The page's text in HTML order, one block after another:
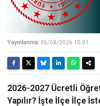
Yayınlanma: 06/08/2026 10:01
2026-2027 Ücretli
Yapılır? İşte İlçe İlçe